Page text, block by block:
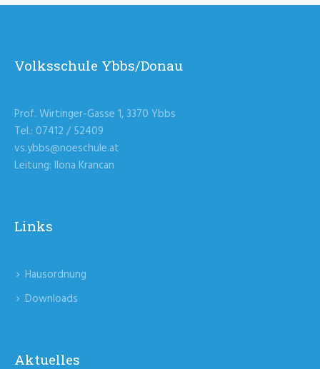
Volksschule Ybbs/Donau
Prof. Wirtinger-Gasse 1, 3370 Ybbs
Tel.: 07412 / 52409
vs.ybbs@noeschule.at
Leitung: Ilona Krancan
Links
Hausordnung
Downloads
Aktuelles